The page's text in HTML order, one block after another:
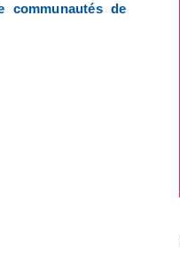
communautés de